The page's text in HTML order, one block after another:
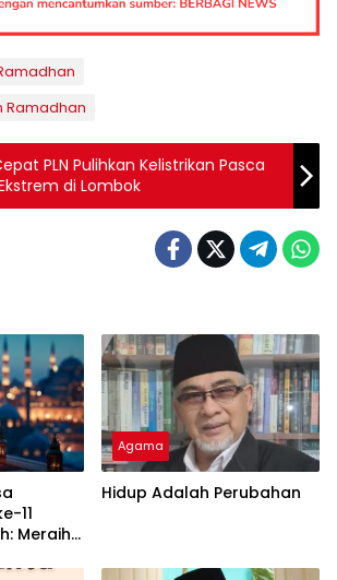
Ramadhan
PLN Pulihkan Kelistrikan Pasca
di Lombok
11
Meraih
Agama
Hidup Adalah Perubahan